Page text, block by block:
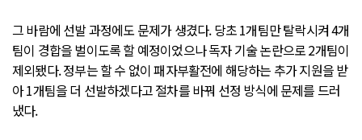
그 바람에 선발 과정에도 문제가 생겼다. 당초 1개팀만 탈락시켜 4개
팀이 경합을 벌이도록 할 예정이었으나 독자 기술 논란으로 2개팀이
제외됐다. 정부는 할 수 없이 패자부활전에 해당하는 추가 지원을 받
아 1개팀을 더 선발하겠다고 절차를 바꿔 선정 방식에 문제를 드러
냈다.